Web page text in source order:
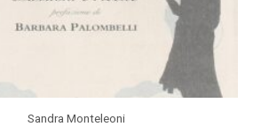
Sandra Monteleoni